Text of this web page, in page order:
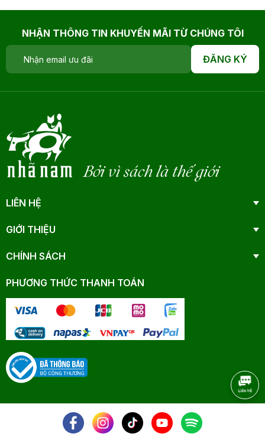
NHẬN THÔNG TIN KHUYẾN MÃI TỪ CHÚNG TÔI
ĐĂNG KÝ
Bởi vì sách là thế giới
LIÊN HỆ
GIỚI THIỆU
CHÍNH SÁCH
PHƯƠNG THỨC THANH TOÁN